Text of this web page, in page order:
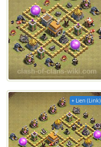
+ Lien (Link)